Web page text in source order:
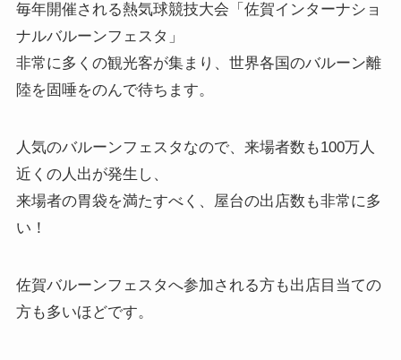
毎年開催される熱気球競技大会 「佐賀インターナショ
ナルバルーンフェスタ」
非常に多くの観光客が集まり、世界各国のバルーン離
陸を固唾をのんで待ちます。
人気のバルーンフェスタなので、来場者数も100万人
近くの人出が発生し、
来場者の胃袋を満たすべく、屋台の出店数も非常に多
い！
佐賀バルーンフェスタへ参加される方も出店目当ての
方も多いほどです。